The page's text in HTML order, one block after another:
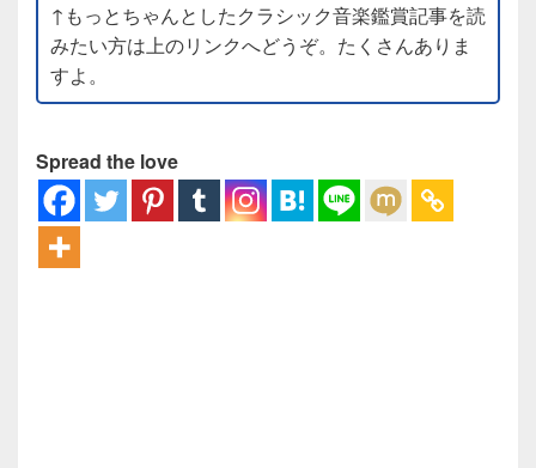
↑もっとちゃんとしたクラシック音楽鑑賞記事を読
みたい方は上のリンクへどうぞ。たくさんありま
すよ。
Spread the love